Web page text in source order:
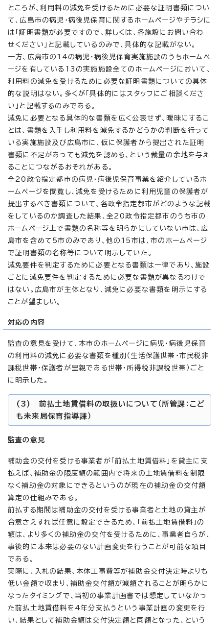
ところが、利用料の減免を受けるために必要な証明書類につい
て、広島市の病児・病後児保育に関するホームページやチラシに
は「証明書類が必要ですので、詳しくは、各施設にお問い合わ
せください」と記載しているのみで、具体的な記載がない。
一方、広島市の14の病児・病後児保育実施施設のうちホームペ
ージを有している13の実施施設全てのホームページにおいて、
利用料の減免を受けるために必要な証明書類についての具体
的な説明はない。多くが「具体的にはスタッフにご相談くださ
い」と記載するのみである。
減免に必要となる具体的な書類を広く公表せず、曖昧にするこ
とは、書類を入手し利用料を減免するかどうかの判断を行って
いる実施施設及び広島市に、仮に保護者から提出された証明
書類に不足があっても減免を認める、という裁量の余地を与え
ることにつながるおそれがある。
全20政令指定都市の病児・病後児保育事業を紹介しているホ
ームページを閲覧し、減免を受けるために利用児童の保護者が
提出するべき書類について、各政令指定都市がどのような記載
をしているのか調査した結果、全20政令指定都市のうち市の
ホームページ上で書類の名称等を明らかにしていない市は、広
島市を含めて5市のみであり、他の15市は、市のホームページ
で証明書類の名称等について明示していた。
減免要件を判定するために必要となる書類は一律であり、施設
ごとに減免要件を判定するために必要な書類が異なるわけで
はない。広島市が主体となり、減免に必要な書類を明示にする
ことが望ましい。
対応の内容
監査の意見を受けて、本市のホームページに病児・病後児保育
の利用料の減免に必要な書類を種別（生活保護世帯・市民税非
課税世帯・保護者が里親である世帯・所得税非課税世帯）ごと
に明示した。
(3) 前払土地賃借料の取扱いについて（所管課：こど
も未来局保育指導課）
監査の意見
補助金の交付を受ける事業者が「前払土地賃借料」を貸主に支
払えば、補助金の限度額の範囲内で将来の土地賃借料を制限
なく補助金の対象にできるというのが現在の補助金の交付額
算定の仕組みである。
前払する期間は補助金の交付を受ける事業者と土地の貸主が
合意さえすれば任意に設定できるため、「前払土地賃借料」の
額は、より多くの補助金の交付を受けるために、事業者自らが、
事後的に本来は必要のない計画変更を行うことが可能な項目
である。
実際に、入札の結果、本体工事費等が補助金交付決定時よりも
低い金額で収まり、補助金交付額が減額されることが明らかに
なったタイミングで、当初の事業計画書では想定していなかっ
た前払土地賃借料を4年分支払うという事業計画の変更を行
い、結果として補助金額は交付決定額と同額となった、という